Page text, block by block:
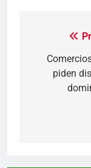
entradas
piden